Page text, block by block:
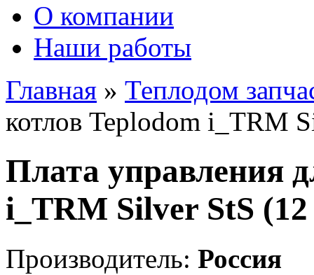
О компании
Наши работы
Главная » Теплодом
котлов Teplodom i_TRM
Плата управления
i_TRM Silver StS
Производитель: Россия